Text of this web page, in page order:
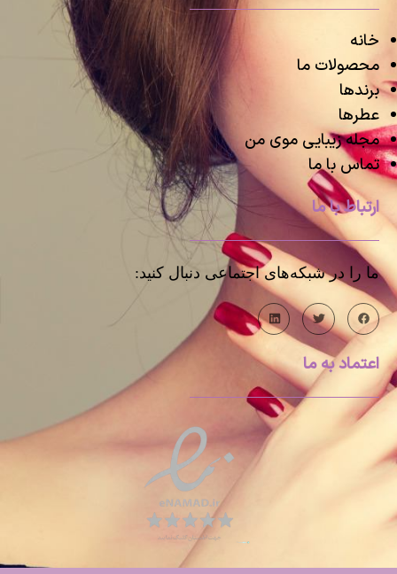
خانه
محصولات ما
برندها
عطرها
مجله زیبایی موی من
تماس با ما
ارتباط با ما
ما را در شبکه‌های اجتماعی دنبال کنید:
اعتماد به ما